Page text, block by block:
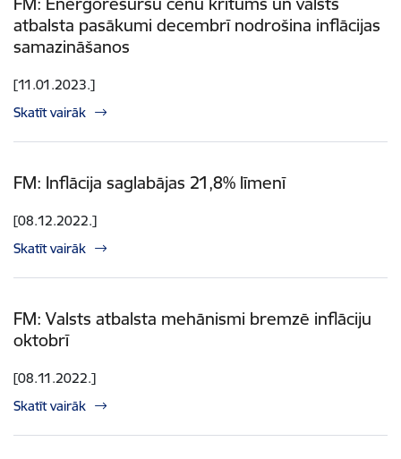
atbalsta pasākumi decembrī nodrošina inflācijas
samazināšanos
[11.01.2023.]
Skatīt vairāk
FM: Inflācija saglabājas 21,8% līmenī
[08.12.2022.]
Skatīt vairāk
FM: Valsts atbalsta mehānismi bremzē inflāciju
oktobrī
[08.11.2022.]
Skatīt vairāk